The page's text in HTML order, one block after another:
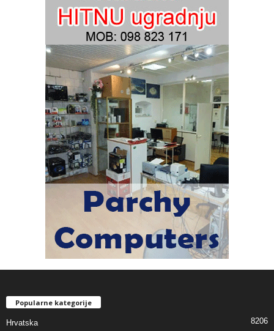
Popularne kategorije
Hrvatska 8206